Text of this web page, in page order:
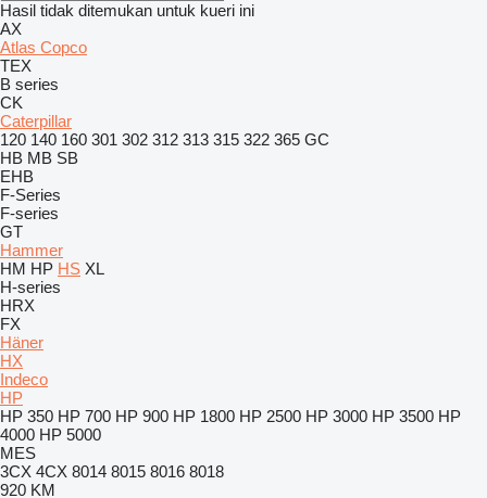
Hasil tidak ditemukan untuk kueri ini
AX
Atlas Copco
TEX
B series
CK
Caterpillar
120 140 160 301 302 312 313 315 322 365 GC
HB MB SB
EHB
F-Series
F-series
GT
Hammer
HM HP HS XL
H-series
HRX
FX
Häner
HX
Indeco
HP
HP 350 HP 700 HP 900 HP 1800 HP 2500 HP 3000 HP 3500 HP
4000 HP 5000
MES
3CX 4CX 8014 8015 8016 8018
920 KM